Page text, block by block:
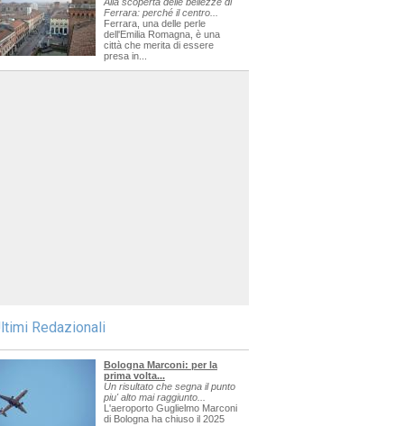
Ferrara: perché il centro...
Ferrara, una delle perle
dell'Emilia Romagna, è una
città che merita di essere
presa in...
Redazionali
Bologna Marconi: per la
prima volta...
Un risultato che segna il punto
piu' alto mai raggiunto...
L'aeroporto Guglielmo Marconi
di Bologna ha chiuso il 2025